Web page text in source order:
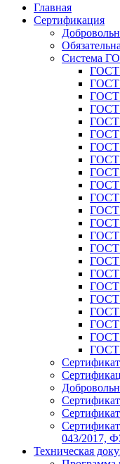
Главная
Сертификация
Система
ГОСТ
ГОСТ
ГОСТ
ГОСТ
ГОСТ
ГОСТ
ГОСТ
ГОСТ
ГОСТ
ГОСТ
ГОСТ
ГОСТ
ГОСТ
ГОСТ
ГОСТ
ГОСТ
ГОСТ
ГОСТ
ГОСТ
ГОСТ
ГОСТ
ГОСТ
ГОСТ
043/2017,
Техническая